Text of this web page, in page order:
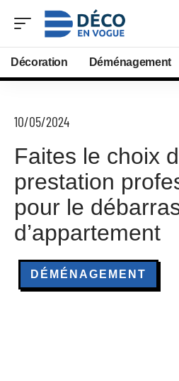
Décoration Déménagement
10/05/2024
Faites le choix
prestation
pour le
d’appartement
DÉMÉNAGEMENT